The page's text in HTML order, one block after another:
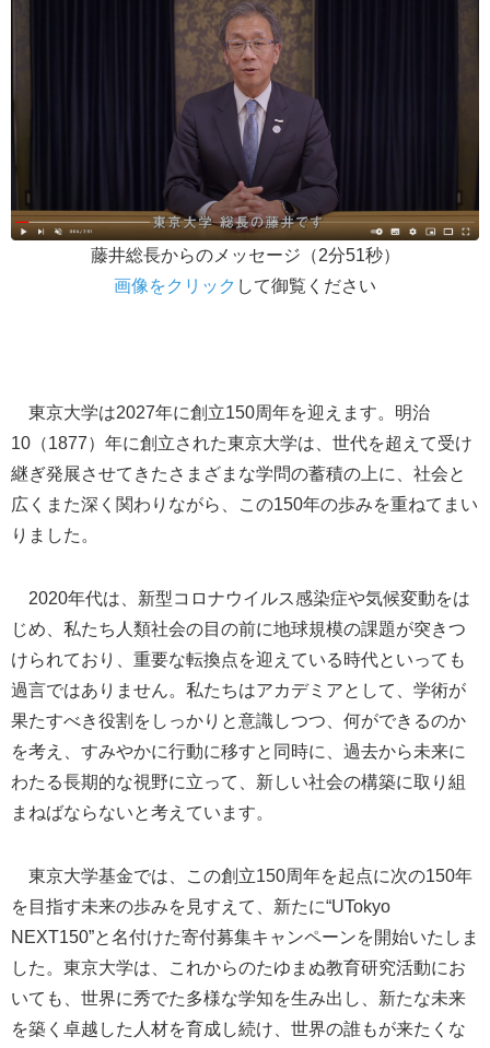
藤井総長からのメッセージ（2分51秒）
画像をクリック して御覧ください
東京大学は2027年に創立150周年を迎えます。明治
10（1877）年に創立された東京大学は、世代を超えて受け
継ぎ発展させてきたさまざまな学問の蓄積の上に、社会と
広くまた深く関わりながら、この150年の歩みを重ねてまい
りました。
2020年代は、新型コロナウイルス感染症や気候変動をは
じめ、私たち人類社会の目の前に地球規模の課題が突きつ
けられており、重要な転換点を迎えている時代といっても
過言ではありません。私たちはアカデミアとして、学術が
果たすべき役割をしっかりと意識しつつ、何ができるのか
を考え、すみやかに行動に移すと同時に、過去から未来に
わたる長期的な視野に立って、新しい社会の構築に取り組
まねばならないと考えています。
東京大学基金では、この創立150周年を起点に次の150年
を目指す未来の歩みを見すえて、新たに“UTokyo
NEXT150”と名付けた寄付募集キャンペーンを開始いたしま
した。東京大学は、これからのたゆまぬ教育研究活動にお
いても、世界に秀でた多様な学知を生み出し、新たな未来
を築く卓越した人材を育成し続け、世界の誰もが来たくな